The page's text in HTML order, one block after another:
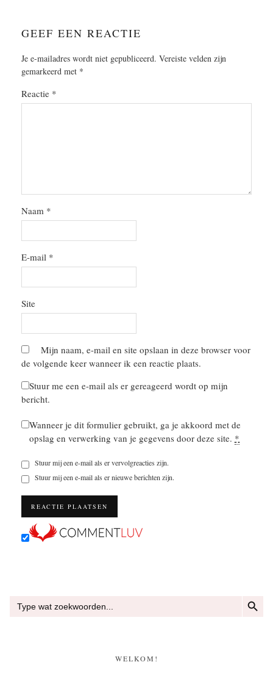
GEEF EEN REACTIE
Je e-mailadres wordt niet gepubliceerd. Vereiste velden zijn
gemarkeerd met *
Reactie *
Naam *
E-mail *
Site
Mijn naam, e-mail en site opslaan in deze browser voor
de volgende keer wanneer ik een reactie plaats.
Stuur me een e-mail als er gereageerd wordt op mijn
bericht.
Wanneer je dit formulier gebruikt, ga je akkoord met de
opslag en verwerking van je gegevens door deze site. *
Stuur mij een e-mail als er vervolgreacties zijn.
Stuur mij een e-mail als er nieuwe berichten zijn.
naar:
WELKOM!